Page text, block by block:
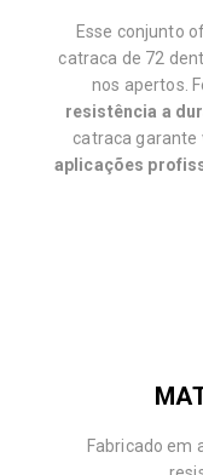
Esse conjunto
catraca de 72
nos apertos.
resistência a
catraca garante
aplicações
Fabricado em